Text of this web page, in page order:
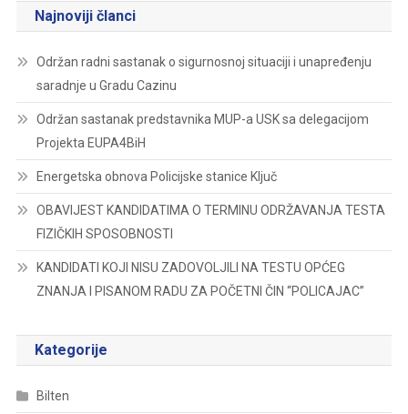
Najnoviji članci
Održan radni sastanak o sigurnosnoj situaciji i unapređenju
saradnje u Gradu Cazinu
Održan sastanak predstavnika MUP-a USK sa delegacijom
Projekta EUPA4BiH
Energetska obnova Policijske stanice Ključ
OBAVIJEST KANDIDATIMA O TERMINU ODRŽAVANJA TESTA
FIZIČKIH SPOSOBNOSTI
KANDIDATI KOJI NISU ZADOVOLJILI NA TESTU OPĆEG
ZNANJA I PISANOM RADU ZA POČETNI ČIN “POLICAJAC”
Kategorije
Bilten